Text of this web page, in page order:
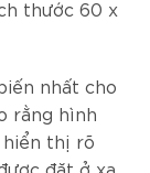
thước 60 x
nhất cho
rằng hình
hiển thị rõ